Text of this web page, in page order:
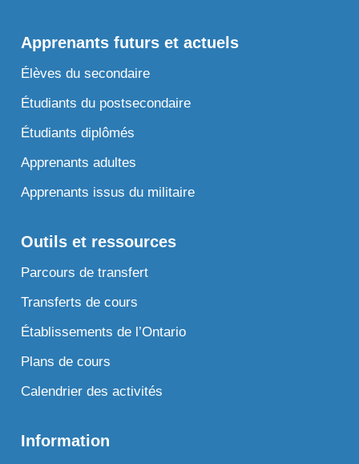
Apprenants futurs et actuels
Élèves du secondaire
Étudiants du postsecondaire
Étudiants diplômés
Apprenants adultes
Apprenants issus du militaire
Outils et ressources
Parcours de transfert
Transferts de cours
Établissements de l’Ontario
Plans de cours
Calendrier des activités
Information